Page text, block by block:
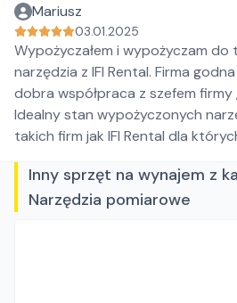
Mariusz
03.01.2025
Wypożyczałem i wypożyczam
narzędzia z IFI Rental. Firma
dobra współpraca z szefem
Idealny stan wypożyczonych
takich firm jak IFI Rental dla
Inny sprzęt na wynajem z
Narzędzia pomiarowe